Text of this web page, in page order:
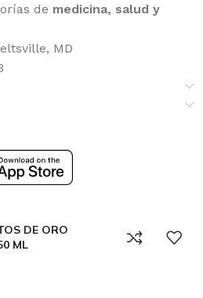
de medicina, salud y
MD
DE ORO
ML